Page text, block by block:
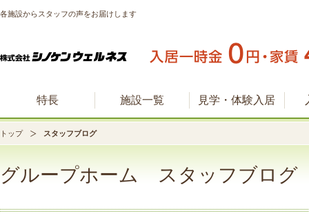
各施設からスタッフの声をお届けします
特長 施設一覧 見学・体験入居
トップ スタッフブログ
グループホーム スタッフブログ